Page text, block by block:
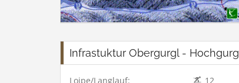
Infrastuktur Obergurgl -
Loipe/Langlauf: 12